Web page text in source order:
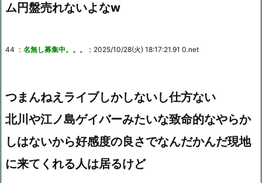
ム円盤売れないよなw
44 ： 名無し募集中。。。 ：2025/10/28(火) 18:17:21.91 0.net
つまんねえライブしかしないし仕方ない
北川や江ノ島ゲイバーみたいな致命的なやらか
しはないから好感度の良さでなんだかんだ現地
に来てくれる人は居るけど